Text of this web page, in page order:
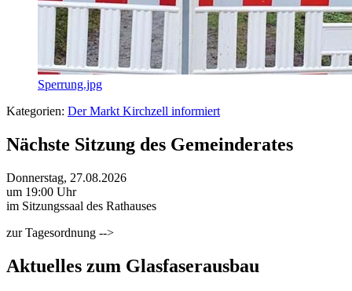
Sperrung.jpg
Kategorien: Der Markt Kirchzell informiert
Nächste Sitzung des Gemeinderates
Donnerstag, 27.08.2026
um 19:00 Uhr
im Sitzungssaal des Rathauses
zur Tagesordnung -->
Aktuelles zum Glasfaserausbau